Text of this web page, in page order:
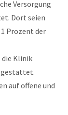
Versorgung
Dort seien
Prozent der
die Klinik
auf offene und